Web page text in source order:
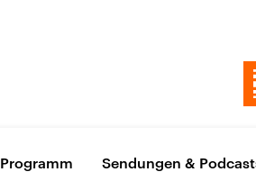
Programm Sendungen &